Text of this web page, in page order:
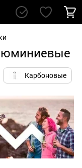
Карбоновые